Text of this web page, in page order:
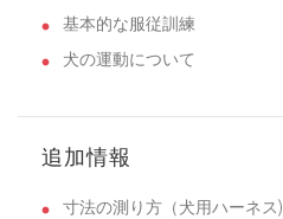
基本的な服従訓練
犬の運動について
追加情報
寸法の測り方（犬用ハーネス)